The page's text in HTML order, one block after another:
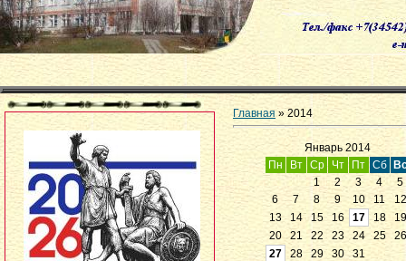
Главная »2014
Январь 2014
Пн
Вт Ср Чт Пт Сб
1
2 3 4
5
6
7 8 9 10 11
12
13
14 15 16 17 18
19
20
21 22 23 24 25
26
27
28 29 30
31